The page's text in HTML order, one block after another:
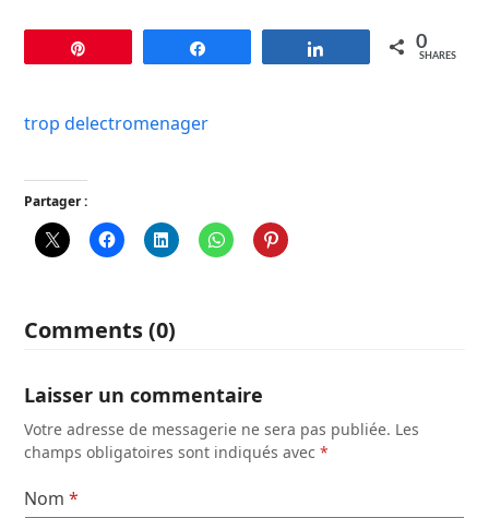
0
SHARES
trop delectromenager
Partager :
Comments (0)
Laisser un commentaire
Votre adresse de messagerie ne sera pas publiée. Les
champs obligatoires sont indiqués avec*
Nom*